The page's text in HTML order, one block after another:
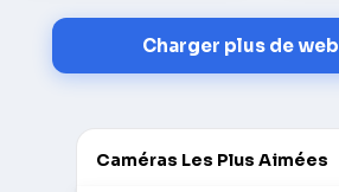
Charger plus de
Caméras Les Plus Aimées